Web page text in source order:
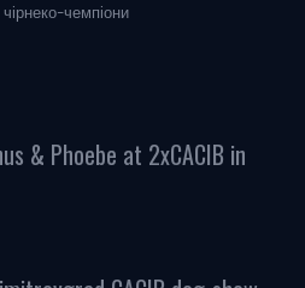
чемпіони
& Phoebe at 2xCACIB in